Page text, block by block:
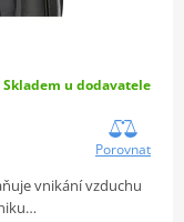
Skladem u dodavatele
Porovnat
vnikání vzduchu